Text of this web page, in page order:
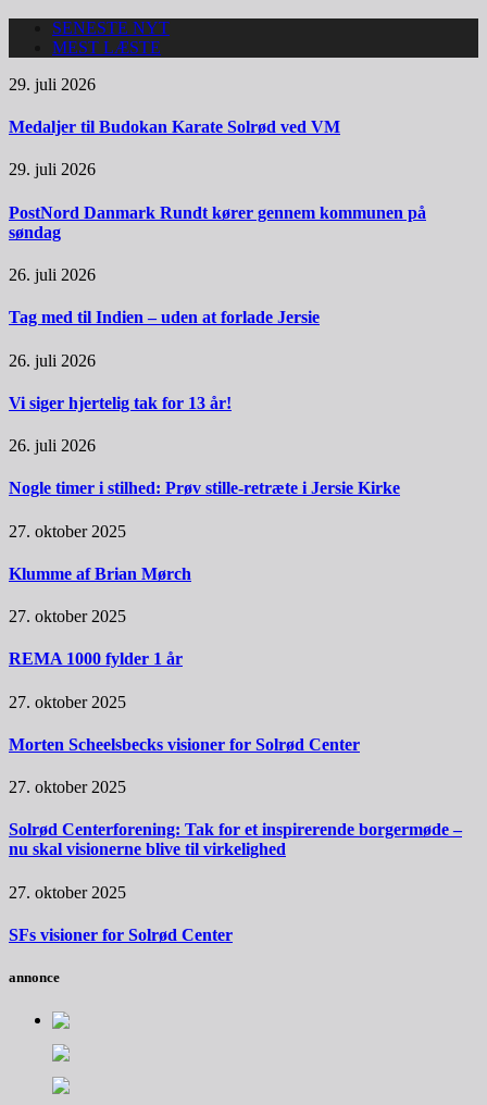
SENESTE NYT
MEST LÆSTE
29. juli 2026
Medaljer til Budokan Karate Solrød ved VM
29. juli 2026
PostNord Danmark Rundt kører gennem kommunen på
søndag
26. juli 2026
Tag med til Indien – uden at forlade Jersie
26. juli 2026
Vi siger hjertelig tak for 13 år!
26. juli 2026
Nogle timer i stilhed: Prøv stille-retræte i Jersie Kirke
27. oktober 2025
Klumme af Brian Mørch
27. oktober 2025
REMA 1000 fylder 1 år
27. oktober 2025
Morten Scheelsbecks visioner for Solrød Center
27. oktober 2025
Solrød Centerforening: Tak for et inspirerende borgermøde –
nu skal visionerne blive til virkelighed
27. oktober 2025
SFs visioner for Solrød Center
annonce